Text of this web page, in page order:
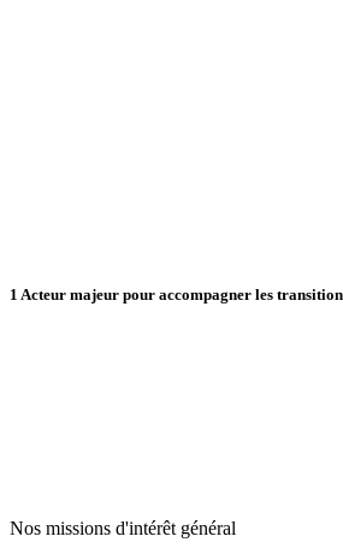
1 Acteur majeur pour accompagner les
Nos missions d'intérêt général